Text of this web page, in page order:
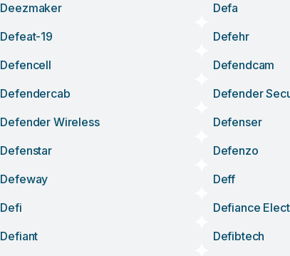
Deezmaker
Defa
Defeat-19
Defehr
Defencell
Defendcam
Defendercab
Defender
Defender Wireless
Defenser
Defenstar
Defenzo
Defeway
Deff
Defi
Defiance
Defiant
Defibtech